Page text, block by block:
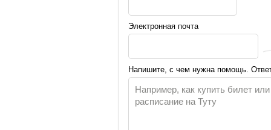
Электронная почта
Напишите, с чем нужна помощь.